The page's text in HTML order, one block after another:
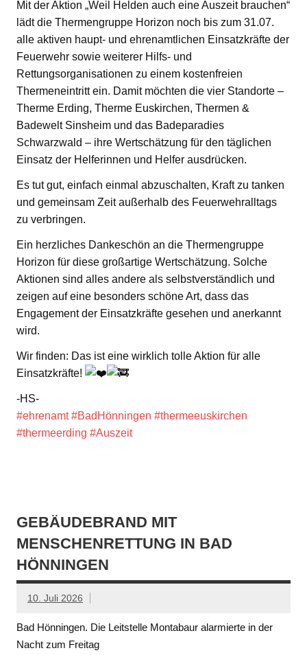
Mit der Aktion „Weil Helden auch eine Auszeit brauchen“
lädt die Thermengruppe Horizon noch bis zum 31.07.
alle aktiven haupt- und ehrenamtlichen Einsatzkräfte der
Feuerwehr sowie weiterer Hilfs- und
Rettungsorganisationen zu einem kostenfreien
Thermeneintritt ein. Damit möchten die vier Standorte –
Therme Erding, Therme Euskirchen, Thermen &
Badewelt Sinsheim und das Badeparadies
Schwarzwald – ihre Wertschätzung für den täglichen
Einsatz der Helferinnen und Helfer ausdrücken.
Es tut gut, einfach einmal abzuschalten, Kraft zu tanken
und gemeinsam Zeit außerhalb des Feuerwehralltags
zu verbringen.
Ein herzliches Dankeschön an die Thermengruppe
Horizon für diese großartige Wertschätzung. Solche
Aktionen sind alles andere als selbstverständlich und
zeigen auf eine besonders schöne Art, dass das
Engagement der Einsatzkräfte gesehen und anerkannt
wird.
Wir finden: Das ist eine wirklich tolle Aktion für alle
Einsatzkräfte!
-HS-
#ehrenamt #BadHönningen #thermeeuskirchen
#thermeerding #Auszeit
GEBÄUDEBRAND MIT
MENSCHENRETTUNG IN BAD
HÖNNINGEN
10. Juli 2026
Bad Hönningen. Die Leitstelle Montabaur alarmierte in der
Nacht zum Freitag